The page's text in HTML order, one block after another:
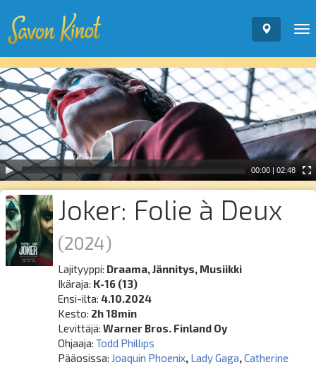
Video
Player
00:00 | 02:48
Joker: Folie à Deux
(2024)
Lajityyppi: Draama, Jännitys, Musiikki
Ikäraja: K-16 (13)
Ensi-ilta:4.10.2024
Kesto: 2h 18min
Levittäjä:Warner Bros. Finland Oy
Ohjaaja:Todd Phillips
Pääosissa: Joaquin Phoenix, Lady Gaga,Catherine